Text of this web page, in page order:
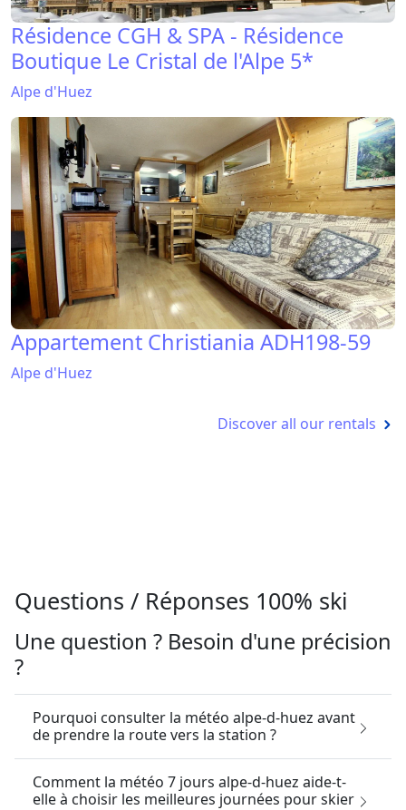
Résidence CGH & SPA - Résidence
Boutique Le Cristal de l'Alpe 5*
Alpe d'Huez
Appartement Christiania ADH198-59
Alpe d'Huez
Discover all our rentals
Questions / Réponses 100% ski
Une question ? Besoin d'une précision
?
Pourquoi consulter la météo alpe-d-huez avant
de prendre la route vers la station ?
Comment la météo 7 jours alpe-d-huez aide-t-
elle à choisir les meilleures journées pour skier